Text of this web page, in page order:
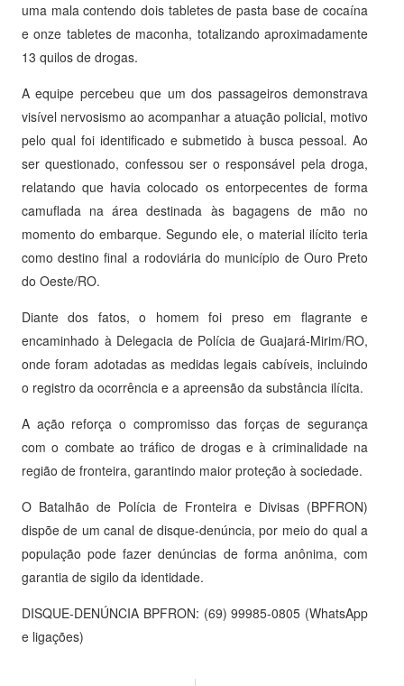
uma mala contendo dois tabletes de pasta base de cocaína
e onze tabletes de maconha, totalizando aproximadamente
13 quilos de drogas.
A equipe percebeu que um dos passageiros demonstrava
visível nervosismo ao acompanhar a atuação policial, motivo
pelo qual foi identificado e submetido à busca pessoal. Ao
ser questionado, confessou ser o responsável pela droga,
relatando que havia colocado os entorpecentes de forma
camuflada na área destinada às bagagens de mão no
momento do embarque. Segundo ele, o material ilícito teria
como destino final a rodoviária do município de Ouro Preto
do Oeste/RO.
Diante dos fatos, o homem foi preso em flagrante e
encaminhado à Delegacia de Polícia de Guajará-Mirim/RO,
onde foram adotadas as medidas legais cabíveis, incluindo
o registro da ocorrência e a apreensão da substância ilícita.
A ação reforça o compromisso das forças de segurança
com o combate ao tráfico de drogas e à criminalidade na
região de fronteira, garantindo maior proteção à sociedade.
O Batalhão de Polícia de Fronteira e Divisas (BPFRON)
dispõe de um canal de disque-denúncia, por meio do qual a
população pode fazer denúncias de forma anônima, com
garantia de sigilo da identidade.
DISQUE-DENÚNCIA BPFRON: (69) 99985-0805 (WhatsApp
e ligações)